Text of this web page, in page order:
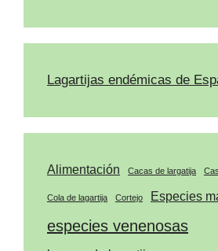
Lagartijas endémicas de
Alimentación Cacas de largatija
Cola de lagartija Cortejo Especies
especies venenosas